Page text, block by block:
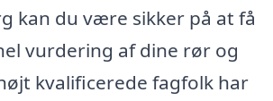
kan du være sikker på at få
vurdering af dine rør og
kvalificerede fagfolk har